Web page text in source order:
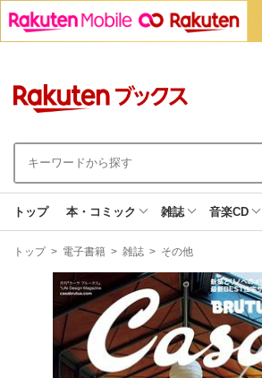
トップ 本・コミック 雑誌 音楽CD
現
トップ > 電子書籍 > 雑誌 > その他